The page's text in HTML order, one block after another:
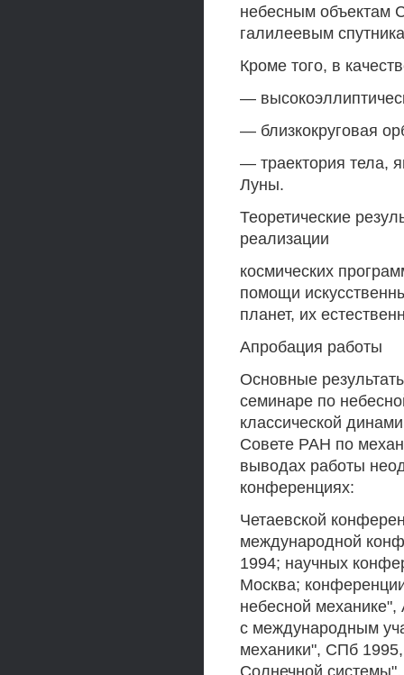
небесным объектам
галилеевым
Кроме того, в
—
— близкокруговая
— траектория тела,
Луны.
Теоретические
реализации
космических
помощи
планет, их
Апробация работы
Основные
семинаре по
классической
Совете РАН по
выводах работы
конференциях:
Четаевской
международной
1994; научных
Москва;
небесной механике",
с международным
механики", СПб
Солнечной